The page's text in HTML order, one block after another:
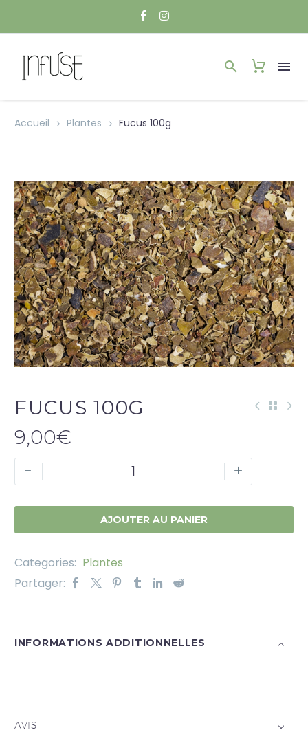
Accueil Plantes Fucus 100g
FUCUS 100G
9,00€
- +
AJOUTER AU PANIER
Categories: Plantes
Partager:
INFORMATIONS ADDITIONNELLES
AVIS